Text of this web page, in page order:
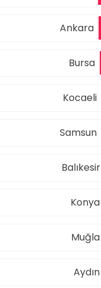
Ankara
Bursa
Kocaeli
Samsun
Balıkesir
Konya
Muğla
Aydın